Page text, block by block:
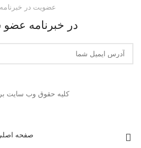
عضویت در خبرنامه
در خبرنامه عضو
کلیه حقوق وب سایت
صفحه